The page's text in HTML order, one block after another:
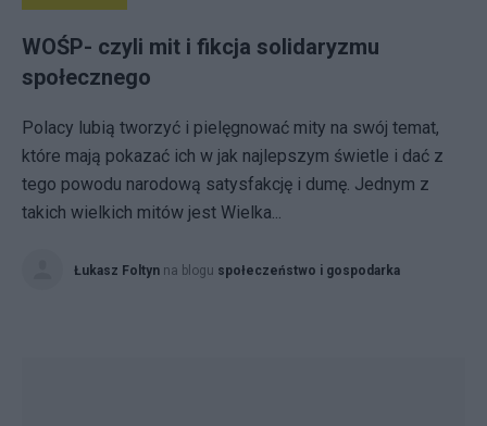
WOŚP- czyli mit i fikcja solidaryzmu
społecznego
Polacy lubią tworzyć i pielęgnować mity na swój temat,
które mają pokazać ich w jak najlepszym świetle i dać z
tego powodu narodową satysfakcję i dumę. Jednym z
takich wielkich mitów jest Wielka...
Łukasz Foltyn na blogu społeczeństwo i gospodarka